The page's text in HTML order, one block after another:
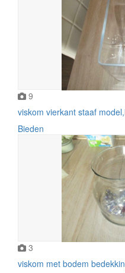
9
viskom vierkant staaf
Bieden
3
viskom met bodem